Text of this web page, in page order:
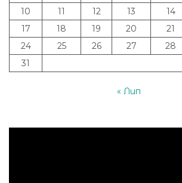
10
11 12 13 14
17
18 19 20 21
24
25 26 27 28
31
« Лип